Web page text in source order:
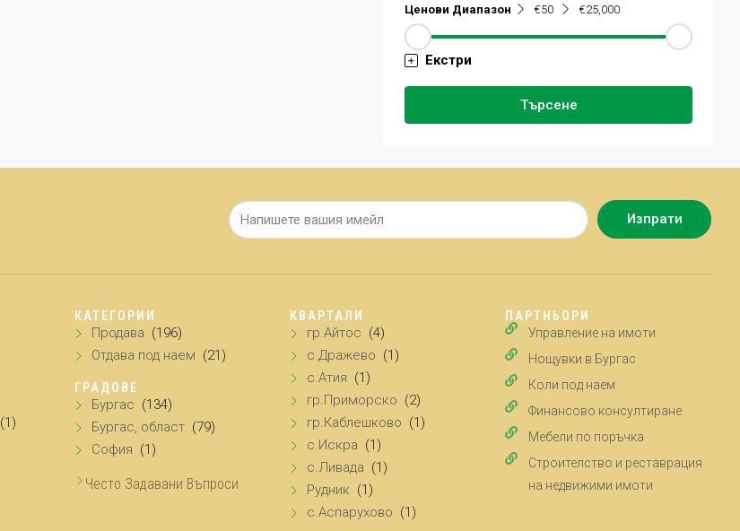
Ценови Диапазон €50 €25,000
Екстри
Търсене
Изпрати
(1)
КАТЕГОРИИ
Продава (196)
Отдава под наем (21)
ГРАДОВЕ
Бургас (134)
Бургас, област (79)
София (1)
Често Задавани Въпроси
КВАРТАЛИ
гр.Айтос (4)
с.Дражево (1)
с.Атия (1)
гр.Приморско (2)
гр.Каблешково (1)
с.Искра (1)
с.Ливада (1)
Рудник (1)
с.Аспарухово (1)
ПАРТНЬОРИ
Управление на имоти
Нощувки в Бургас
Коли под наем
Финансово консултиране
Мебели по поръчка
Строителство и реставрация
на недвижими имоти